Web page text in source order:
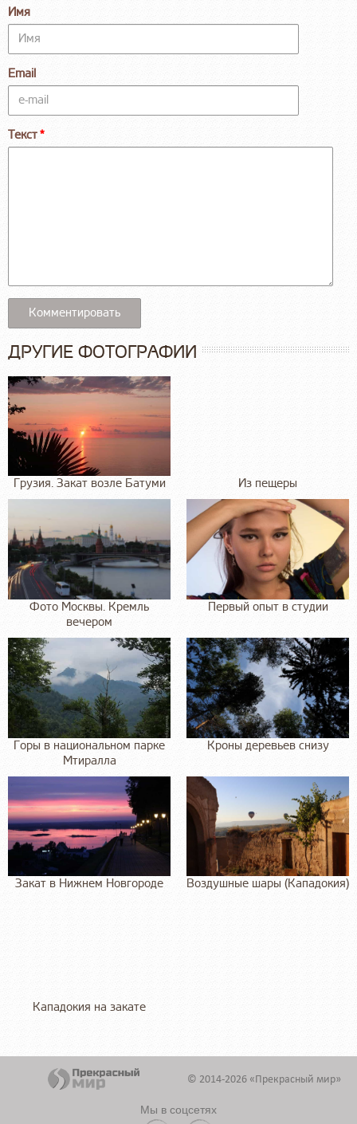
Имя
Email
Текст
ДРУГИЕ ФОТОГРАФИИ
Грузия. Закат возле Батуми Из пещеры
Фото Москвы. Кремль
вечером
Первый опыт в студии
Горы в национальном парке
Мтиралла
Кроны деревьев снизу
Закат в Нижнем Новгороде Воздушные шары (Кападокия)
Кападокия на закате
© 2014-2026 «Прекрасный мир»
Мы в соцсетях